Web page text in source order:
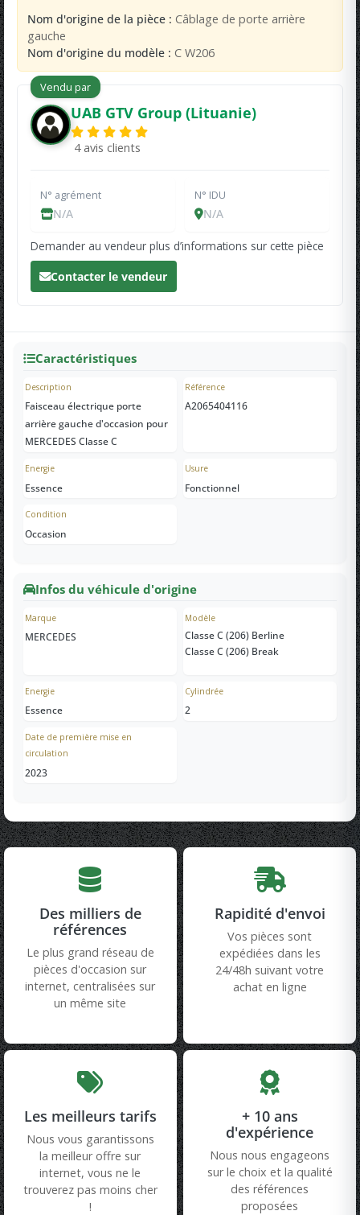
Nom d'origine de la pièce : Câblage de porte arrière
gauche
Nom d'origine du modèle : C W206
Vendu par
UAB GTV Group (Lituanie)
4 avis clients
N° agrément
N/A
N° IDU
N/A
Demander au vendeur plus d’informations sur cette pièce
Contacter le vendeur
Caractéristiques
Description
Faisceau électrique porte
arrière gauche d'occasion pour
MERCEDES Classe C
Référence
A2065404116
Energie
Essence
Usure
Fonctionnel
Condition
Occasion
Infos du véhicule d'origine
Marque
MERCEDES
Modèle
Classe C (206) Berline
Classe C (206) Break
Energie
Essence
Cylindrée
2
Date de première mise en
circulation
2023
Des milliers de
références
Le plus grand réseau de
pièces d'occasion sur
internet, centralisées sur
un même site
Rapidité d'envoi
Vos pièces sont
expédiées dans les
24/48h suivant votre
achat en ligne
Les meilleurs tarifs
Nous vous garantissons
la meilleur offre sur
internet, vous ne le
trouverez pas moins cher
!
+ 10 ans
d'expérience
Nous nous engageons
sur le choix et la qualité
des références
proposées